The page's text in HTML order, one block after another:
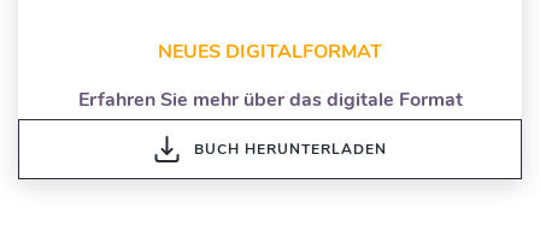
NEUES DIGITALFORMAT
Erfahren Sie mehr über das digitale Format
BUCH HERUNTERLADEN